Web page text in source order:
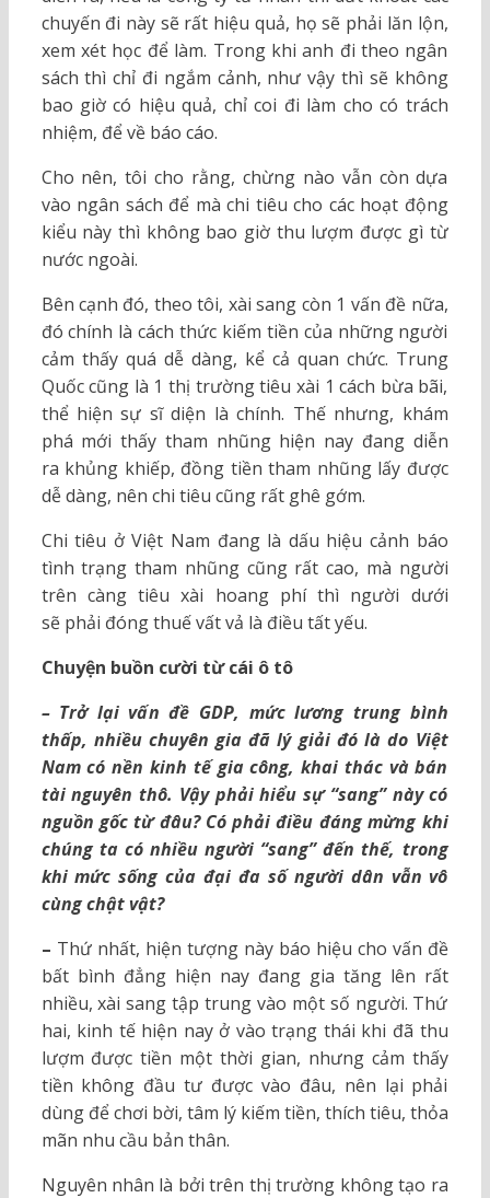
chuyến đi này sẽ rất hiệu quả, họ sẽ phải lăn lộn,
xem xét học để làm. Trong khi anh đi theo ngân
sách thì chỉ đi ngắm cảnh, như vậy thì sẽ không
bao giờ có hiệu quả, chỉ coi đi làm cho có trách
nhiệm, để về báo cáo.
Cho nên, tôi cho rằng, chừng nào vẫn còn dựa
vào ngân sách để mà chi tiêu cho các hoạt động
kiểu này thì không bao giờ thu lượm được gì từ
nước ngoài.
Bên cạnh đó, theo tôi, xài sang còn 1 vấn đề nữa,
đó chính là cách thức kiếm tiền của những người
cảm thấy quá dễ dàng, kể cả quan chức. Trung
Quốc cũng là 1 thị trường tiêu xài 1 cách bừa bãi,
thể hiện sự sĩ diện là chính. Thế nhưng, khám
phá mới thấy tham nhũng hiện nay đang diễn
ra khủng khiếp, đồng tiền tham nhũng lấy được
dễ dàng, nên chi tiêu cũng rất ghê gớm.
Chi tiêu ở Việt Nam đang là dấu hiệu cảnh báo
tình trạng tham nhũng cũng rất cao, mà người
trên càng tiêu xài hoang phí thì người dưới
sẽ phải đóng thuế vất vả là điều tất yếu.
Chuyện buồn cười từ cái ô tô
– Trở lại vấn đề GDP, mức lương trung bình
thấp, nhiều chuyên gia đã lý giải đó là do Việt
Nam có nền kinh tế gia công, khai thác và bán
tài nguyên thô. Vậy phải hiểu sự “sang” này có
nguồn gốc từ đâu? Có phải điều đáng mừng khi
chúng ta có nhiều người “sang” đến thế, trong
khi mức sống của đại đa số người dân vẫn vô
cùng chật vật?
– Thứ nhất, hiện tượng này báo hiệu cho vấn đề
bất bình đẳng hiện nay đang gia tăng lên rất
nhiều, xài sang tập trung vào một số người. Thứ
hai, kinh tế hiện nay ở vào trạng thái khi đã thu
lượm được tiền một thời gian, nhưng cảm thấy
tiền không đầu tư được vào đâu, nên lại phải
dùng để chơi bời, tâm lý kiếm tiền, thích tiêu, thỏa
mãn nhu cầu bản thân.
Nguyên nhân là bởi trên thị trường không tạo ra